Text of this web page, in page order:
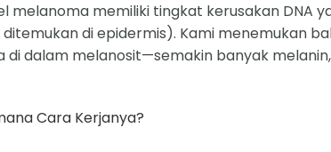
melanoma memiliki tingkat kerusakan DNA
di epidermis). Kami menemukan
di dalam melanosit—semakin banyak
Cara Kerjanya?